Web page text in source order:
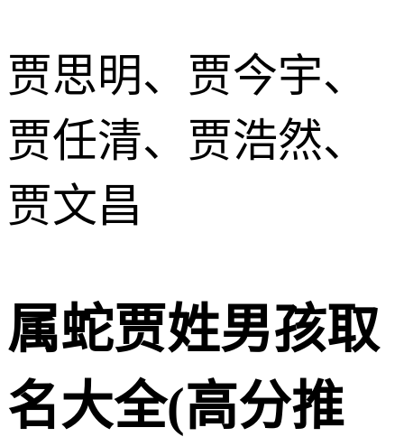
贾思明、贾今宇、
贾任清、贾浩然、
贾文昌
属蛇贾姓男孩取
名大全(高分推